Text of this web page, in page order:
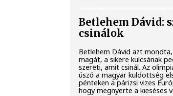
Betlehem Dávid:
csinálok
Betlehem Dávid azt
magát, a sikere kulcsának
szereti, amit csinál. Az
úszó a magyar küldöttség
pénteken a párizsi vizes
hogy megnyerte a kieséses